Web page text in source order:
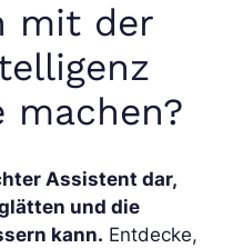
mit der
machen?
Assistent dar,
und die
kann. Entdecke,